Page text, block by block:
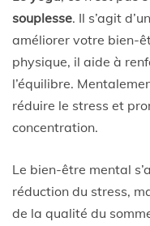
souplesse. Il s’agit
améliorer votre bien-
physique, il aide à
l’équilibre.
réduire le stress et
concentration.
Le bien-être mental
réduction du stress,
de la qualité du